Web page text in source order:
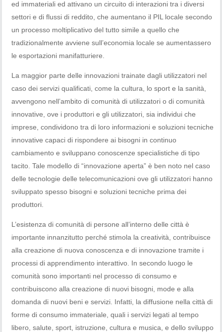
ed immateriali ed attivano un circuito di interazioni tra i diversi
settori e di flussi di reddito, che aumentano il PIL locale secondo
un processo moltiplicativo del tutto simile a quello che
tradizionalmente avviene sull’economia locale se aumentassero
le esportazioni manifatturiere.
La maggior parte delle innovazioni trainate dagli utilizzatori nel
caso dei servizi qualificati, come la cultura, lo sport e la sanità,
avvengono nell’ambito di comunità di utilizzatori o di comunità
innovative, ove i produttori e gli utilizzatori, sia individui che
imprese, condividono tra di loro informazioni e soluzioni tecniche
innovative capaci di rispondere ai bisogni in continuo
cambiamento e sviluppano conoscenze specialistiche di tipo
tacito. Tale modello di “innovazione aperta” è ben noto nel caso
delle tecnologie delle telecomunicazioni ove gli utilizzatori hanno
sviluppato spesso bisogni e soluzioni tecniche prima dei
produttori.
L’esistenza di comunità di persone all’interno delle città è
importante innanzitutto perché stimola la creatività, contribuisce
alla creazione di nuova conoscenza e di innovazione tramite i
processi di apprendimento interattivo. In secondo luogo le
comunità sono importanti nel processo di consumo e
contribuiscono alla creazione di nuovi bisogni, mode e alla
domanda di nuovi beni e servizi. Infatti, la diffusione nella città di
forme di consumo immateriale, quali i servizi legati al tempo
libero, salute, sport, istruzione, cultura e musica, e dello sviluppo